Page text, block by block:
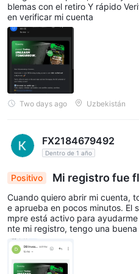
trading.
Ebooks: Dbinvesting ofrece
estrategias, técnicas y
digitales brindan conocimientos
diferentes aspectos del trading,
diferentes niveles de habilidad.
Calendario Económico:El
información sobre próximos
publicaciones de datos que
que ayuda a los traders a
eventos importantes y tomar
Cálculo de Forex:Dbinvesting
cálculo de forex que permite a
rápidos relacionados con sus
ayuda a los traders a
blemas con el retiro Y rápido
en verificar mi cuenta
Two days ago Uzbekistán
FX2184679492
Dentro de 1 año
Positivo
Mi registro fue
C está bien
Cuando quiero abrir mi cuenta,
e aprueba en pocos minutos. El servicio de atención al cliente sie
mpre está activo para
nte mi registro, tengo una